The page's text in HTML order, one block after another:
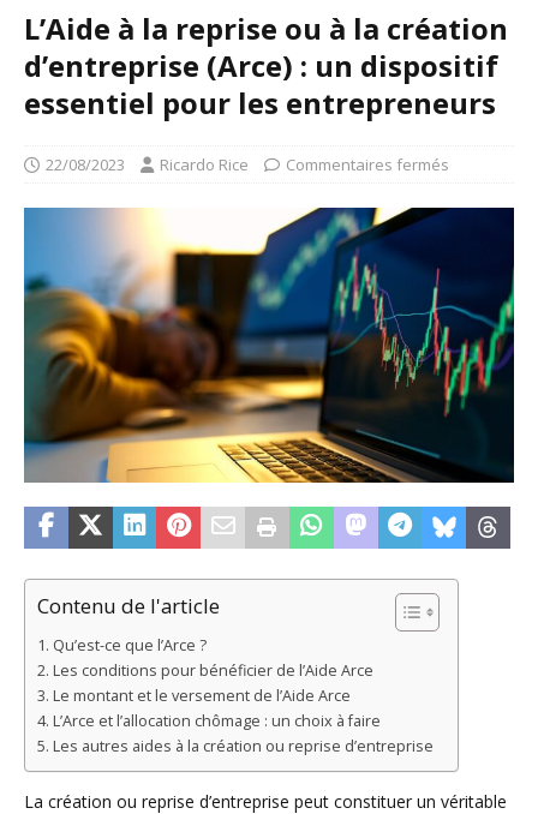
L’Aide à la reprise ou à la création
d’entreprise (Arce) : un dispositif
essentiel pour les entrepreneurs
22/08/2023 Ricardo Rice Commentaires fermés
Contenu de l'article
Qu’est-ce que l’Arce ?
Les conditions pour bénéficier de l’Aide Arce
Le montant et le versement de l’Aide Arce
L’Arce et l’allocation chômage : un choix à faire
Les autres aides à la création ou reprise d’entreprise
La création ou reprise d’entreprise peut constituer un véritable